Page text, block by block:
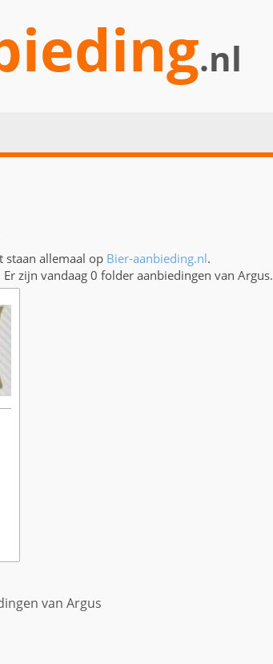
.nl
staan allemaal op Bier-aanbieding.nl.
zijn vandaag 0 folder aanbiedingen van Argus.
van Argus